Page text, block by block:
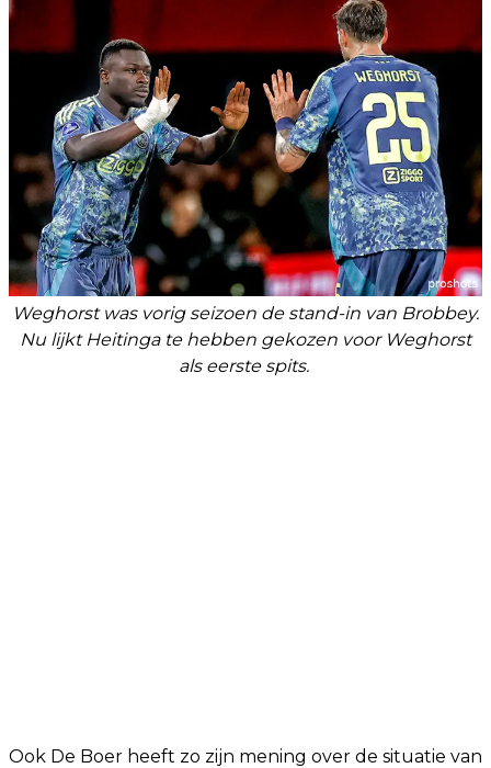
Weghorst was vorig seizoen de stand-in van Brobbey.
Nu lijkt Heitinga te hebben gekozen voor Weghorst
als eerste spits.
Ook De Boer heeft zo zijn mening over de situatie van